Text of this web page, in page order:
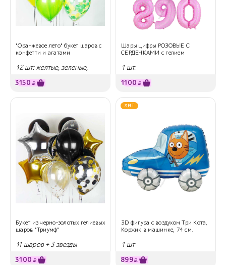
"Оранжевое лето" букет шаров с
конфетти и агатами
12 шт: желтые, зеленые,
3150 ₽
Шары цифры РОЗОВЫЕ С
СЕРДЕЧКАМИ с гелием
1 шт.
1100 ₽
Букет из черно-золотых гелиевых
шаров "Триумф"
11 шаров + 3 звезды
3100 ₽
ХИТ
3D фигура с воздухом Три Кота,
Коржик в машинке, 74 см.
1 шт
899₽